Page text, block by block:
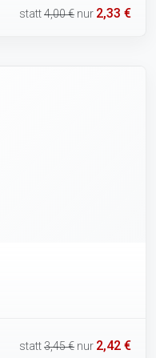
statt4,00 € nur 2,33 €
statt3,45 € nur 2,42 €